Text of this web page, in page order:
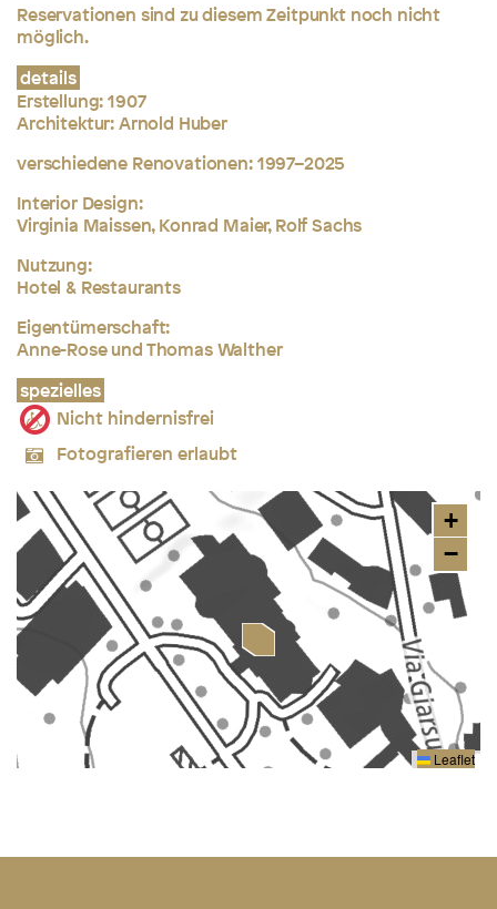
Reservationen sind zu diesem Zeitpunkt noch nicht
möglich.
details
Erstellung: 1907
Architektur: Arnold Huber
verschiedene Renovationen: 1997–2025
Interior Design:
Virginia Maissen, Konrad Maier, Rolf Sachs
Nutzung:
Hotel & Restaurants
Eigentümerschaft:
Anne-Rose und Thomas Walther
spezielles
Nicht hindernisfrei
Fotografieren erlaubt
+
−
Leaflet